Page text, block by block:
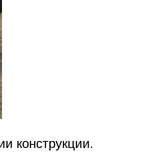
конструкции.